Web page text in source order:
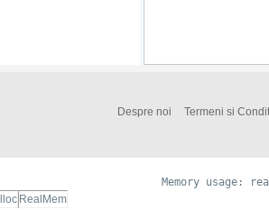
Despre noi Termeni si
Memory usage:
RealMem